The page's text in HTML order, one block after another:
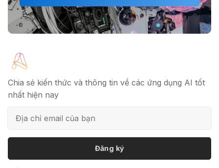
Chia sẻ kiến thức và thông tin về các ứng dụng AI tốt
nhất hiện nay
Đăng ký